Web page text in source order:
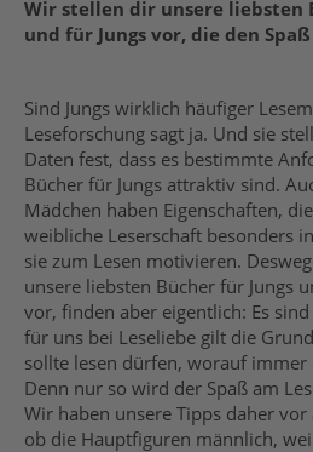
Wir stellen dir unsere liebsten
und für Jungs vor, die den
Sind Jungs wirklich häufiger
Leseforschung sagt ja. Und sie
Daten fest, dass es bestimmte
Bücher für Jungs attraktiv sind.
Mädchen haben Eigenschaften,
weibliche Leserschaft besonders
sie zum Lesen motivieren.
unsere liebsten Bücher für Jungs
vor, finden aber eigentlich: Es
für uns bei Leseliebe gilt die
sollte lesen dürfen, worauf immer
Denn nur so wird der Spaß am
Wir haben unsere Tipps daher
ob die Hauptfiguren männlich,